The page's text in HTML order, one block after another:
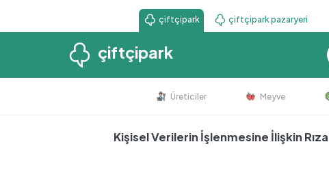
çiftçipark çiftçipark pazaryeri
çiftçipark
Üreticiler Meyve
Kişisel Verilerin İşlenmesine İlişkin